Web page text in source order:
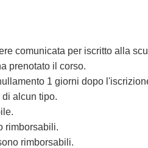
comunicata per iscritto alla
prenotato il corso.
1 giorni dopo
alcun tipo.
rimborsabili.
rimborsabili.